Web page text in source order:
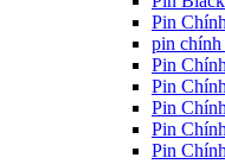
Pin
pin chính
Pin
Pin
Pin
Pin
Pin